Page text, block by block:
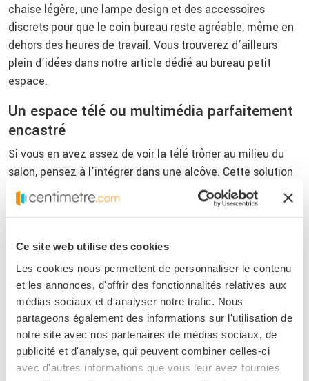
Ce site web utilise des cookies
Les cookies nous permettent de personnaliser le contenu
et les annonces, d'offrir des fonctionnalités relatives aux
médias sociaux et d'analyser notre trafic. Nous
partageons également des informations sur l'utilisation de
notre site avec nos partenaires de médias sociaux, de
publicité et d'analyse, qui peuvent combiner celles-ci
avec d'autres informations que vous leur avez fournies
chaise légère, une lampe design et des accessoires
discrets pour que le coin bureau reste agréable, même en
dehors des heures de travail. Vous trouverez d’ailleurs
plein d’idées dans notre article dédié au bureau petit
espace.
Un espace télé ou multimédia parfaitement
encastré
Si vous en avez assez de voir la télé trôner au milieu du
salon, pensez à l’intégrer dans une alcôve. Cette solution
permet de l’encastrer joliment tout en masquant les
câbles et appareils. En jouant avec des
meubles adaptés
composition élégante, avec rangements fermés et
étagères ouvertes. Ce type d’aménagement de
renfoncement est idéal pour les amateurs de déco épurée.
Vous pouvez même créer unmeuble TV sur-mesure
des niches pour les consoles, box et autres équipements.
Ajoutez quelques panneaux coulissants ou portes pleines
pour dissimuler l’ensemble en un clin d’œil.